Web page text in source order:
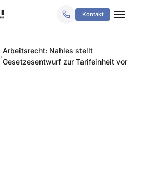
Kontakt
›
Arbeitsrecht: Nahles stellt
Gesetzesentwurf zur Tarifeinheit vor